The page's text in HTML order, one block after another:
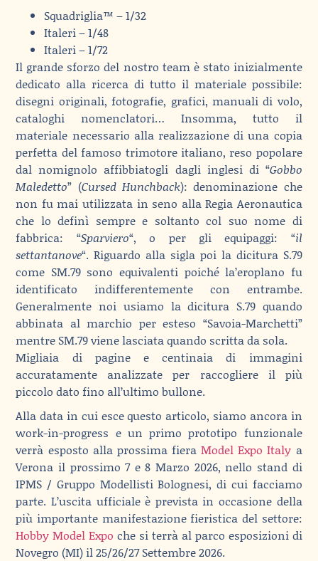
Squadriglia™ – 1/32
Italeri – 1/48
Italeri – 1/72
Il grande sforzo del nostro team è stato inizialmente
dedicato alla ricerca di tutto il materiale possibile:
disegni originali, fotografie, grafici, manuali di volo,
cataloghi nomenclatori… Insomma, tutto il
materiale necessario alla realizzazione di una copia
perfetta del famoso trimotore italiano, reso popolare
dal nomignolo affibbiatogli dagli inglesi di “Gobbo
Maledetto” (Cursed Hunchback): denominazione che
non fu mai utilizzata in seno alla Regia Aeronautica
che lo definì sempre e soltanto col suo nome di
fabbrica: “Sparviero“, o per gli equipaggi: “il
settantanove“. Riguardo alla sigla poi la dicitura S.79
come SM.79 sono equivalenti poiché la’eroplano fu
identificato indifferentemente con entrambe.
Generalmente noi usiamo la dicitura S.79 quando
abbinata al marchio per esteso “Savoia-Marchetti”
mentre SM.79 viene lasciata quando scritta da sola.
Migliaia di pagine e centinaia di immagini
accuratamente analizzate per raccogliere il più
piccolo dato fino all’ultimo bullone.
Alla data in cui esce questo articolo, siamo ancora in
work-in-progress e un primo prototipo funzionale
verrà esposto alla prossima fieraModel Expo Italy a
Verona il prossimo 7 e 8 Marzo 2026, nello stand di
IPMS / Gruppo Modellisti Bolognesi, di cui facciamo
parte. L’uscita ufficiale è prevista in occasione della
più importante manifestazione fieristica del settore:
Hobby Model Expo che si terrà al parco esposizioni di
Novegro (MI) il 25/26/27 Settembre 2026.